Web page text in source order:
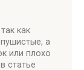
как
а
или плохо
статье